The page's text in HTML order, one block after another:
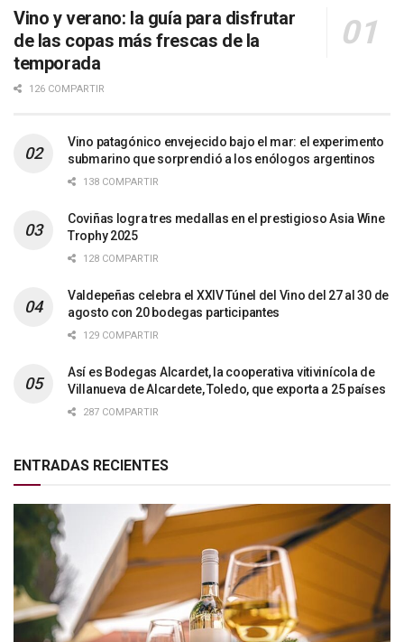
Vino y verano: la guía para disfrutar
de las copas más frescas de la
temporada
126 COMPARTIR
Vino patagónico envejecido bajo el mar: el experimento
submarino que sorprendió a los enólogos argentinos
138 COMPARTIR
Coviñas logra tres medallas en el prestigioso Asia Wine
Trophy 2025
128 COMPARTIR
Valdepeñas celebra el XXIV Túnel del Vino del 27 al 30 de
agosto con 20 bodegas participantes
129 COMPARTIR
Así es Bodegas Alcardet, la cooperativa vitivinícola de
Villanueva de Alcardete, Toledo, que exporta a 25 países
287 COMPARTIR
ENTRADAS RECIENTES